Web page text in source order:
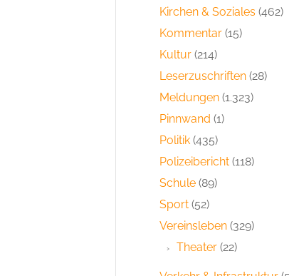
Kirchen & Soziales (462)
Kommentar (15)
Kultur (214)
Leserzuschriften (28)
Meldungen (1.323)
Pinnwand (1)
Politik (435)
Polizeibericht (118)
Schule (89)
Sport (52)
Vereinsleben (329)
Theater (22)